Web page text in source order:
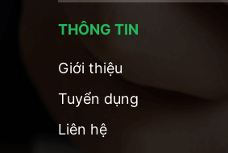
THÔNG TIN
Giới thiệu
Tuyển dụng
Liên hệ